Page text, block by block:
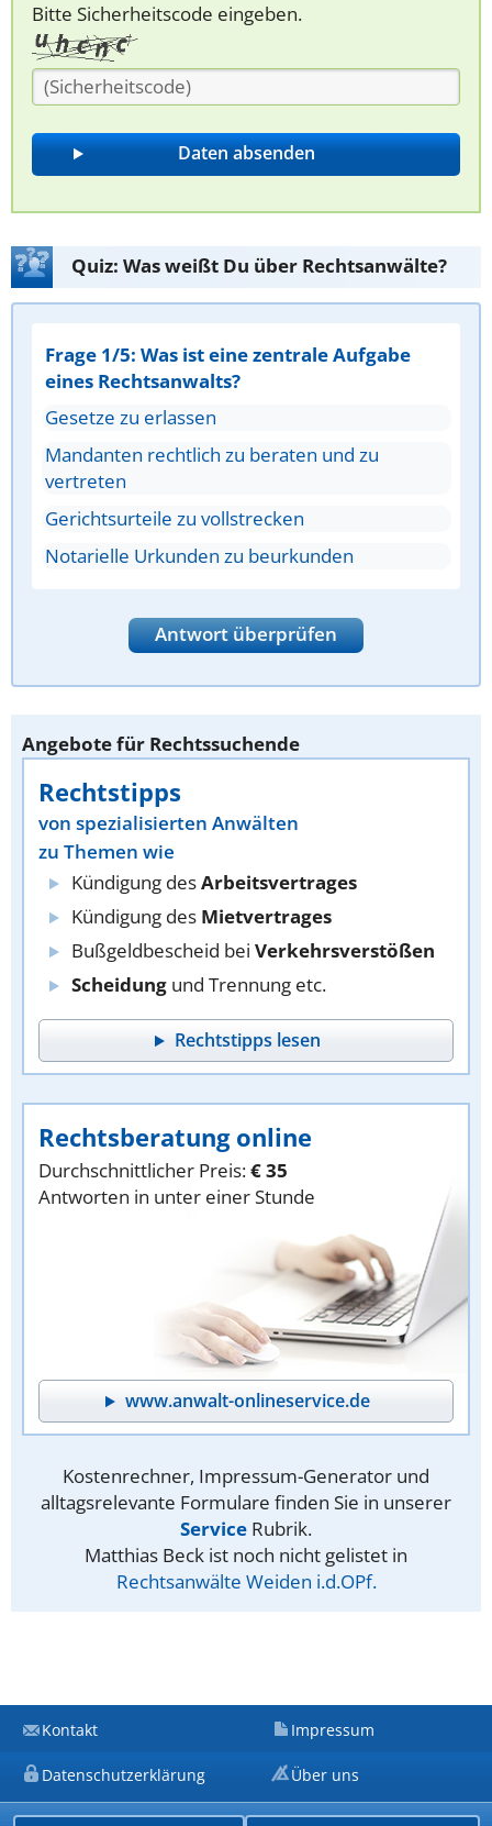
Bitte Sicherheitscode eingeben.
Quiz: Was weißt Du über Rechtsanwälte?
Frage 1/5: Was ist eine zentrale Aufgabe
eines Rechtsanwalts?
Gesetze zu erlassen
Mandanten rechtlich zu beraten und zu
vertreten
Gerichtsurteile zu vollstrecken
Notarielle Urkunden zu beurkunden
Antwort überprüfen
Angebote für Rechtssuchende
Rechtstipps
von spezialisierten Anwälten
zu Themen wie
Kündigung desArbeitsvertrages
Kündigung des Mietvertrages
Bußgeldbescheid bei Verkehrsverstößen
Scheidung und Trennung etc.
Rechtstipps lesen
Rechtsberatung online
Durchschnittlicher Preis:€ 35
Antworten in unter einer Stunde
www.anwalt-onlineservice.de
Kostenrechner, Impressum-Generator und
alltagsrelevante Formulare finden Sie in unserer
Service Rubrik.
Matthias Beck ist noch nicht gelistet in
Rechtsanwälte Weiden i.d.OPf.
Kontakt Impressum
Datenschutzerklärung Über uns